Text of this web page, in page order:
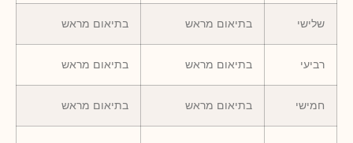
שלישי בתיאום מראש בתיאום מראש
רביעי בתיאום מראש בתיאום מראש
חמישי בתיאום מראש בתיאום מראש